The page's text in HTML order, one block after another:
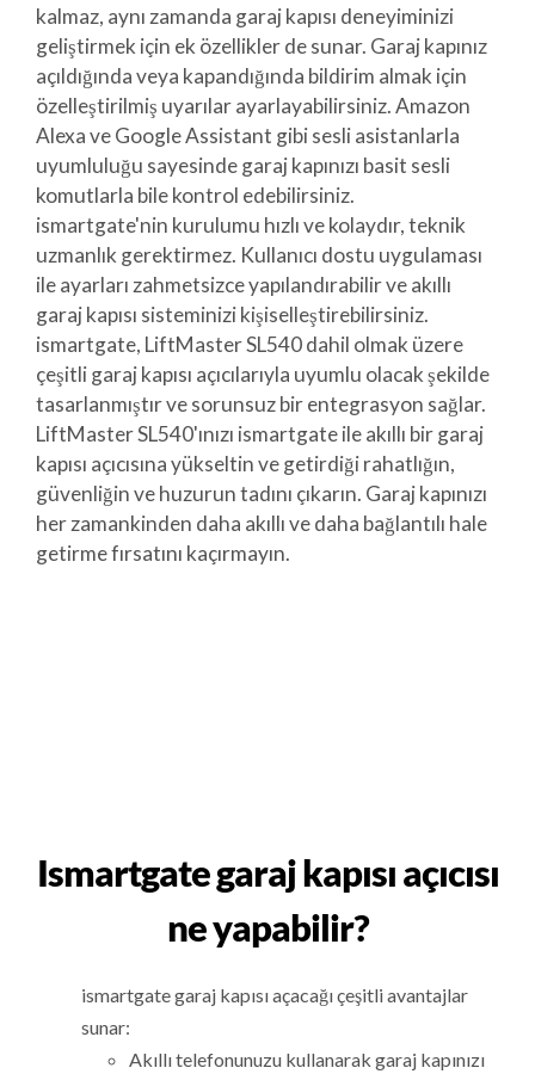
kalmaz, aynı zamanda garaj kapısı deneyiminizi
geliştirmek için ek özellikler de sunar. Garaj kapınız
açıldığında veya kapandığında bildirim almak için
özelleştirilmiş uyarılar ayarlayabilirsiniz. Amazon
Alexa ve Google Assistant gibi sesli asistanlarla
uyumluluğu sayesinde garaj kapınızı basit sesli
komutlarla bile kontrol edebilirsiniz.
ismartgate'nin kurulumu hızlı ve kolaydır, teknik
uzmanlık gerektirmez. Kullanıcı dostu uygulaması
ile ayarları zahmetsizce yapılandırabilir ve akıllı
garaj kapısı sisteminizi kişiselleştirebilirsiniz.
ismartgate, LiftMaster SL540 dahil olmak üzere
çeşitli garaj kapısı açıcılarıyla uyumlu olacak şekilde
tasarlanmıştır ve sorunsuz bir entegrasyon sağlar.
LiftMaster SL540'ınızı ismartgate ile akıllı bir garaj
kapısı açıcısına yükseltin ve getirdiği rahatlığın,
güvenliğin ve huzurun tadını çıkarın. Garaj kapınızı
her zamankinden daha akıllı ve daha bağlantılı hale
getirme fırsatını kaçırmayın.
Ismartgate garaj kapısı açıcısı
ne yapabilir?
ismartgate garaj kapısı açacağı çeşitli avantajlar
sunar:
Akıllı telefonunuzu kullanarak garaj kapınızı